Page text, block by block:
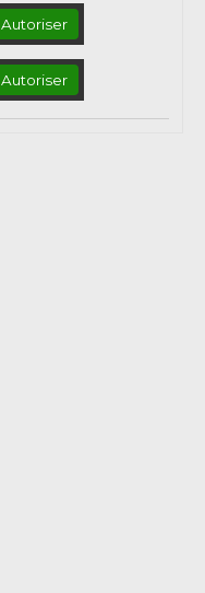
Autoriser
Autoriser